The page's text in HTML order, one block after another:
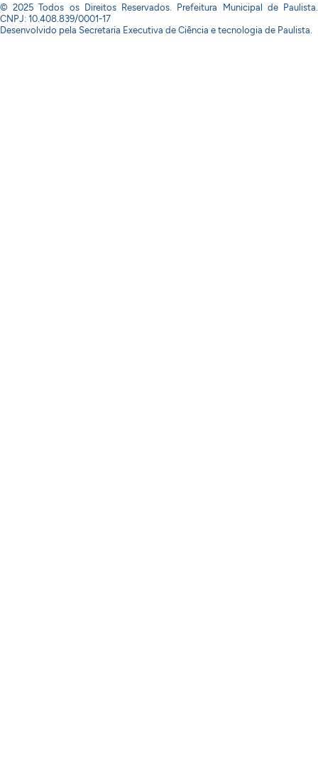
© 2025 Todos os Direitos Reservados. Prefeitura Municipal de Paulista.
CNPJ: 10.408.839/0001-17
Desenvolvido pela Secretaria Executiva de Ciência e tecnologia de Paulista.